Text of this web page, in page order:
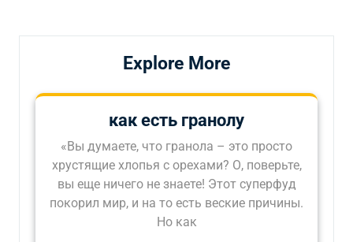
Explore More
как есть гранолу
«Вы думаете, что гранола – это просто
хрустящие хлопья с орехами? О, поверьте,
вы еще ничего не знаете! Этот суперфуд
покорил мир, и на то есть веские причины.
Но как